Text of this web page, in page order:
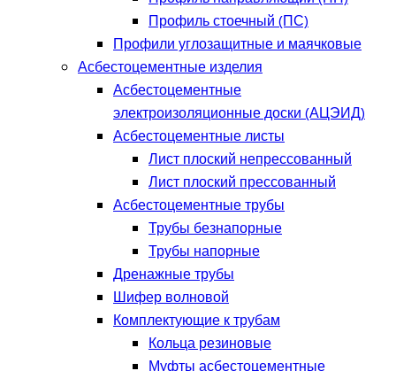
Профиль стоечный (ПС)
Профили углозащитные и маячковые
Асбестоцементные изделия
Асбестоцементные
электроизоляционные доски (АЦЭИД)
Асбестоцементные листы
Лист плоский непрессованный
Лист плоский прессованный
Асбестоцементные трубы
Трубы безнапорные
Трубы напорные
Дренажные трубы
Шифер волновой
Комплектующие к трубам
Кольца резиновые